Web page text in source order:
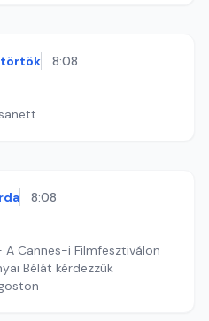
8:08
8:08
Cannes-i Filmfesztiválon
Bélát kérdezzük